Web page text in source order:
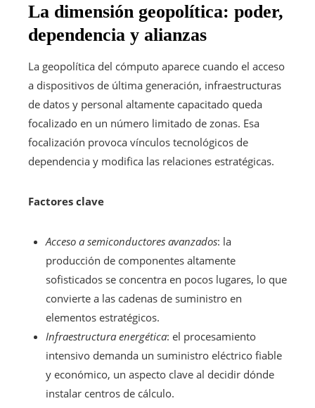
La dimensión geopolítica: poder,
dependencia y alianzas
La geopolítica del cómputo aparece cuando el acceso
a dispositivos de última generación, infraestructuras
de datos y personal altamente capacitado queda
focalizado en un número limitado de zonas. Esa
focalización provoca vínculos tecnológicos de
dependencia y modifica las relaciones estratégicas.
Factores clave
Acceso a semiconductores avanzados: la
producción de componentes altamente
sofisticados se concentra en pocos lugares, lo que
convierte a las cadenas de suministro en
elementos estratégicos.
Infraestructura energética: el procesamiento
intensivo demanda un suministro eléctrico fiable
y económico, un aspecto clave al decidir dónde
instalar centros de cálculo.